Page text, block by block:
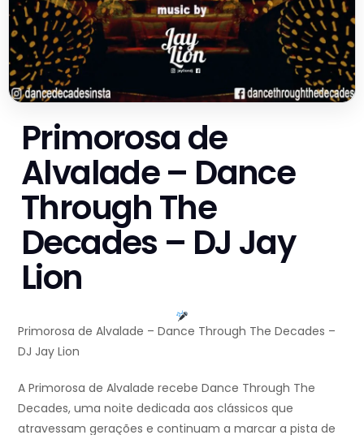
Primorosa de
Alvalade – Dance
Through The
Decades – DJ Jay
Lion
Primorosa de Alvalade – Dance Through The Decades –
DJ Jay Lion
A Primorosa de Alvalade recebe Dance Through The
Decades, uma noite dedicada aos clássicos que
atravessam gerações e continuam a marcar a pista de